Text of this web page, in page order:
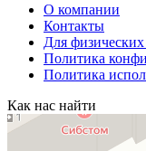
О компании
Контакты
Для
Политика
Политика
Как нас найти